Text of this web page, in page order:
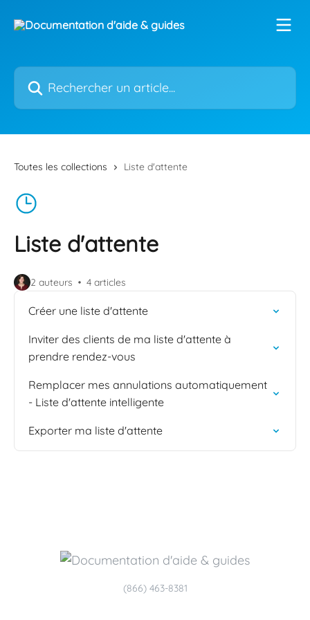
Rechercher un article...
Toutes les collections Liste d'attente
Liste d'attente
2 auteurs 4 articles
Créer une liste d'attente
Inviter des clients de ma liste d'attente à
prendre rendez-vous
Remplacer mes annulations automatiquement
- Liste d'attente intelligente
Exporter ma liste d'attente
(866) 463-8381